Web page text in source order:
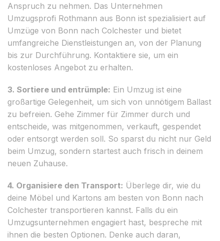
Anspruch zu nehmen. Das Unternehmen
Umzugsprofi Rothmann aus Bonn ist spezialisiert auf
Umzüge von Bonn nach Colchester und bietet
umfangreiche Dienstleistungen an, von der Planung
bis zur Durchführung. Kontaktiere sie, um ein
kostenloses Angebot zu erhalten.
3. Sortiere und entrümple: Ein Umzug ist eine
großartige Gelegenheit, um sich von unnötigem Ballast
zu befreien. Gehe Zimmer für Zimmer durch und
entscheide, was mitgenommen, verkauft, gespendet
oder entsorgt werden soll. So sparst du nicht nur Geld
beim Umzug, sondern startest auch frisch in deinem
neuen Zuhause.
4. Organisiere den Transport: Überlege dir, wie du
deine Möbel und Kartons am besten von Bonn nach
Colchester transportieren kannst. Falls du ein
Umzugsunternehmen engagiert hast, bespreche mit
ihnen die besten Optionen. Denke auch daran,